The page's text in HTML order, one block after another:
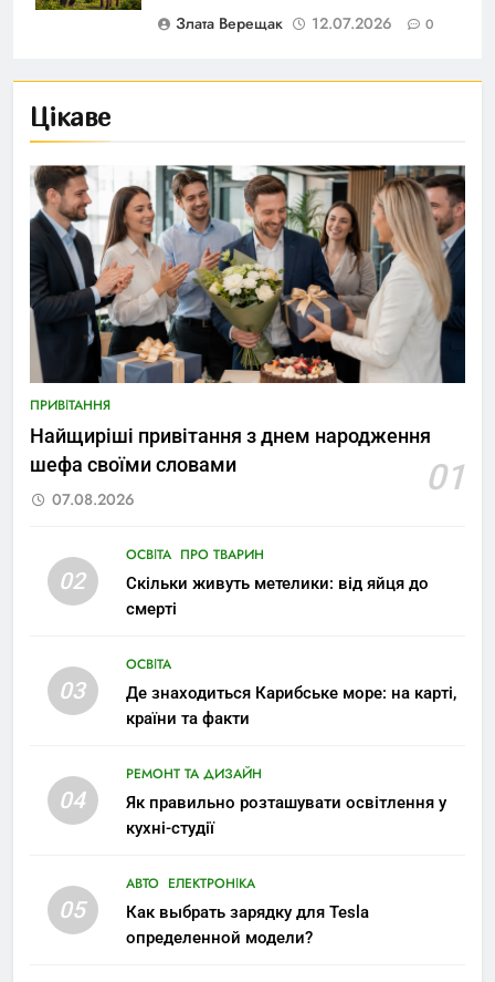
Злата Верещак 12.07.2026 0
Цікаве
ПРИВІТАННЯ
Найщиріші привітання з днем народження
шефа своїми словами
01
07.08.2026
02
ОСВІТА ПРО ТВАРИН
Скільки живуть метелики: від яйця до
смерті
03
ОСВІТА
Де знаходиться Карибське море: на карті,
країни та факти
04
РЕМОНТ ТА ДИЗАЙН
Як правильно розташувати освітлення у
кухні-студії
05
АВТО ЕЛЕКТРОНІКА
Как выбрать зарядку для Tesla
определенной модели?